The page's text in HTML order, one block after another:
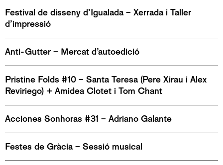
Festival de disseny d’Igualada – Xerrada i Taller
d’impressió
Anti-Gutter – Mercat d’autoedició
Pristine Folds #10 – Santa Teresa (Pere Xirau i Alex
Reviriego) + Amidea Clotet i Tom Chant
Acciones Sonhoras #31 – Adriano Galante
Festes de Gràcia – Sessió musical